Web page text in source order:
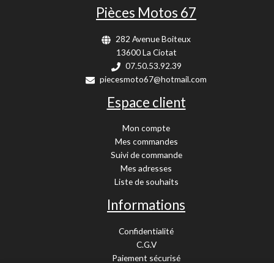
Pièces Motos 67
282 Avenue Boiteux
13600 La Ciotat
07.50.53.92.39
piecesmoto67@hotmail.com
Espace client
Mon compte
Mes commandes
Suivi de commande
Mes adresses
Liste de souhaits
Informations
Confidentialité
C.G.V
Paiement sécurisé